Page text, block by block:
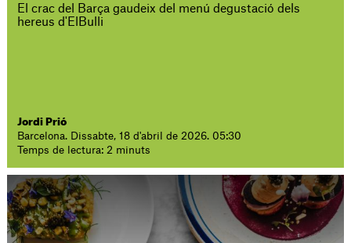
El crac del Barça gaudeix del menú degustació dels
hereus d'ElBulli
Jordi Prió
Barcelona. Dissabte, 18 d'abril de 2026. 05:30
Temps de lectura: 2 minuts